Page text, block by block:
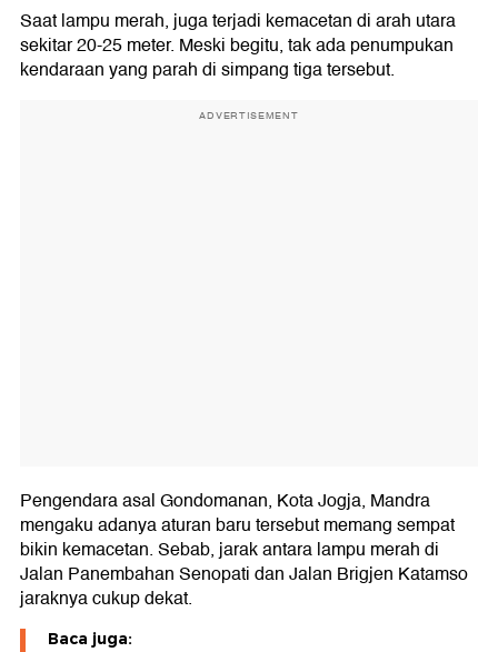
Saat lampu merah, juga terjadi kemacetan di arah utara
sekitar 20-25 meter. Meski begitu, tak ada penumpukan
kendaraan yang parah di simpang tiga tersebut.
ADVERTISEMENT
Pengendara asal Gondomanan, Kota Jogja, Mandra
mengaku adanya aturan baru tersebut memang sempat
bikin kemacetan. Sebab, jarak antara lampu merah di
Jalan Panembahan Senopati dan Jalan Brigjen Katamso
jaraknya cukup dekat.
Baca juga: